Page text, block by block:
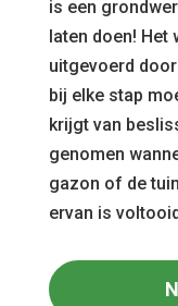
is een
laten doen! Het
uitgevoerd
bij elke stap
krijgt van
genomen
gazon of de
ervan is